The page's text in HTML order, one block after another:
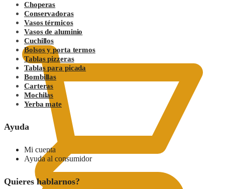
0.00
Choperas
Conservadoras
Vasos térmicos
Vasos de aluminio
Cuchillos
Bolsos y porta termos
Tablas pizzeras
Tablas para picada
Bombillas
Carteras
Mochilas
Yerba mate
Ayuda
Mi cuenta
Ayuda al consumidor
Quieres hablarnos?